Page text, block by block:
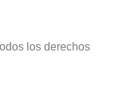
los derechos